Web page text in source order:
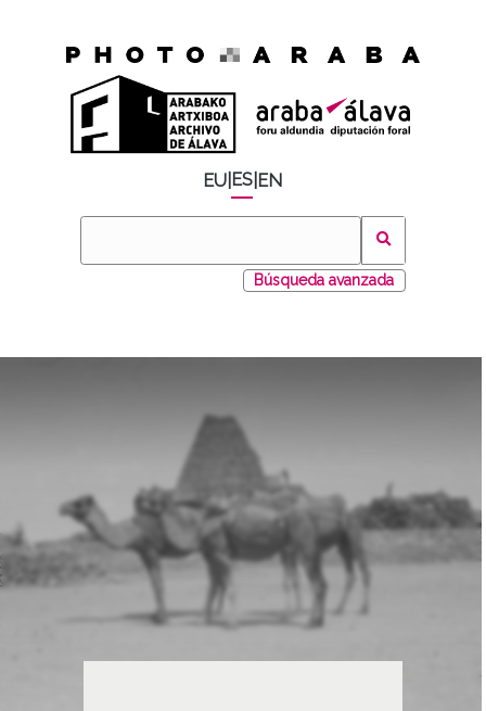
EU ES EN
Búsqueda avanzada